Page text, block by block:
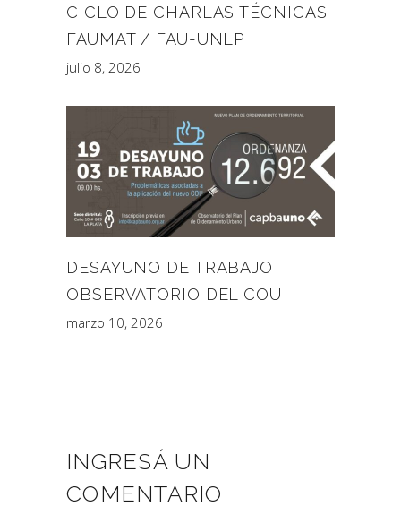
CICLO DE CHARLAS TÉCNICAS
FAUMAT / FAU-UNLP
julio 8, 2026
DESAYUNO DE TRABAJO
OBSERVATORIO DEL COU
marzo 10, 2026
INGRESÁ UN
COMENTARIO